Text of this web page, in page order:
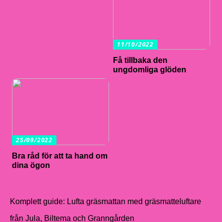
11/10/2022
Få tillbaka den
ungdomliga glöden
25/09/2022
Bra råd för att ta hand om
dina ögon
Komplett guide: Lufta gräsmattan med gräsmatteluftare
från Jula, Biltema och Granngården